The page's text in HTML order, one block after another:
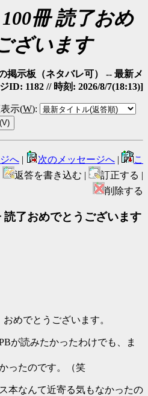
冊 読了おめ
ざいます
掲示板（ネタバレ可） -- 最新メ
ID: 1182 // 時刻: 2026/8/7(18:13)]
示(W):
へ | 次のメッセージへ |
こ
返答を書き込む |
訂正する |
削除する
読了おめでとうございます
めでとうございます。
が読みたかったわけでも、ま
ったのです。（笑
本なんて近寄る気もなかったの